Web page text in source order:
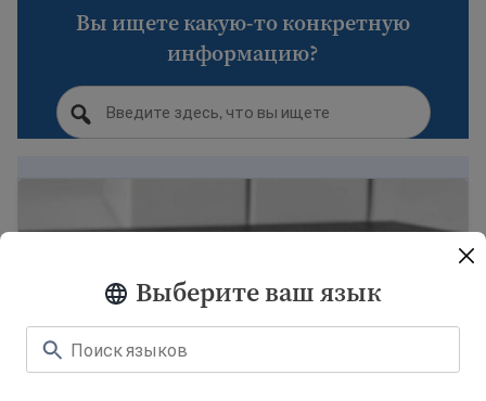
Выберите ваш язык
Вы ищете какую-то конкретную
информацию?